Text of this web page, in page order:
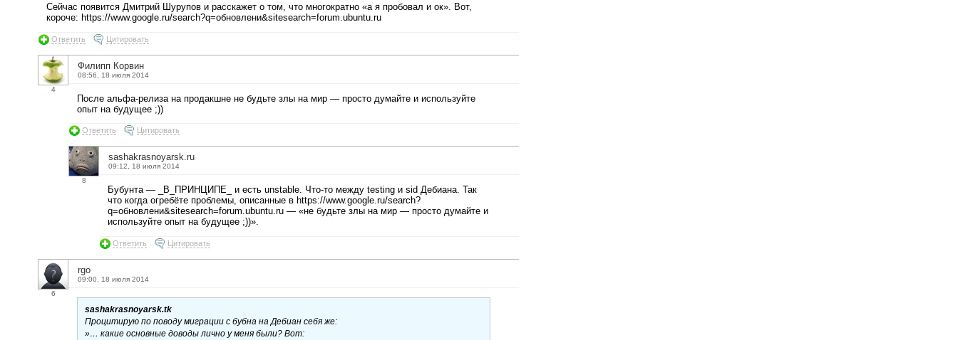
Сейчас появится Дмитрий Шурупов и расскажет о том, что многократно «а я пробовал и ок». Вот,
короче: https://www.google.ru/search?q=обновлени&sitesearch=forum.ubuntu.ru
Ответить Цитировать
4
Филипп Корвин
08:56, 18 июля 2014
После альфа-релиза на продакшне не будьте злы на мир — просто думайте и используйте
опыт на будущее ;))
Ответить Цитировать
8
sashakrasnoyarsk.ru
09:12, 18 июля 2014
Бубунта — _В_ПРИНЦИПЕ_ и есть unstable. Что-то между testing и sid Дебиана. Так
что когда огребёте проблемы, описанные в https://www.google.ru/search?
q=обновлени&sitesearch=forum.ubuntu.ru — «не будьте злы на мир — просто думайте и
используйте опыт на будущее ;))».
Ответить Цитировать
6
rgo
09:00, 18 июля 2014
sashakrasnoyarsk.tk
Процитирую по поводу миграции с бубна на Дебиан себя же:
»… какие основные доводы лично у меня были? Вот: